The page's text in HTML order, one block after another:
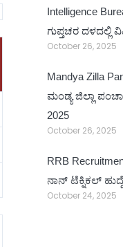
Intelligence
ಗುಪ್ತಚರ ದಳದಲ್ಲಿ
October 26, 2025
Mandya Zilla
ಮಂಡ್ಯ ಜಿಲ್ಲಾ
2025
October 26, 2025
RRB
ನಾನ್ ಟೆಕ್ನಿಕಲ್
October 24, 2025